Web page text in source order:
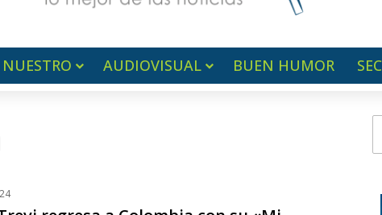
AUDIOVISUAL BUEN HUMOR